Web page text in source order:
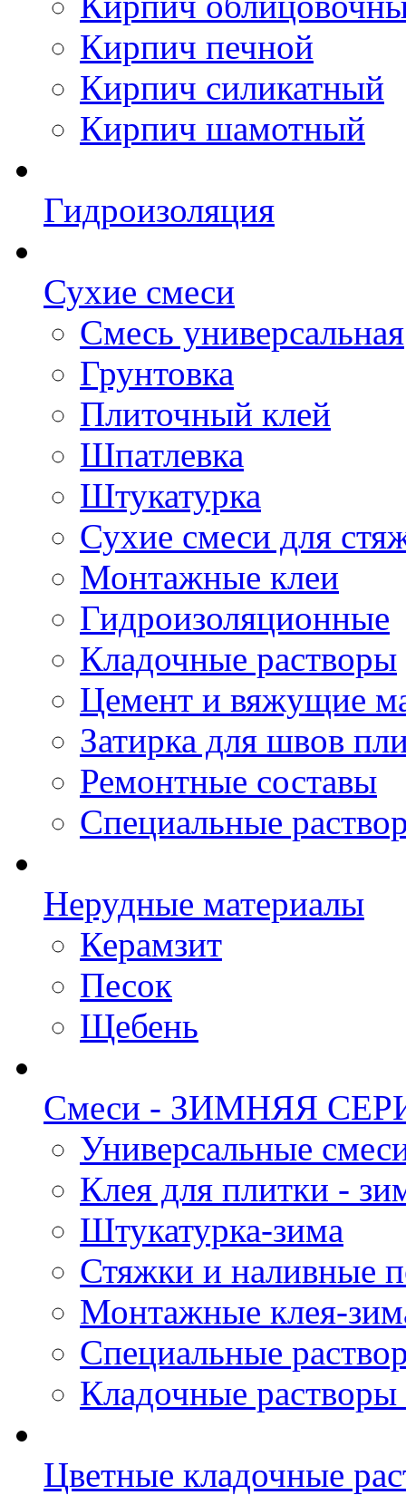
Кирпич печной
Кирпич силикатный
Кирпич шамотный
Гидроизоляция
Сухие смеси
Смесь универсальная
Грунтовка
Плиточный клей
Шпатлевка
Штукатурка
Сухие смеси для
Монтажные клеи
Гидроизоляционные
Кладочные растворы
Цемент и вяжущие
Затирка для швов
Ремонтные составы
Специальные
Нерудные материалы
Керамзит
Песок
Щебень
Смеси - ЗИМНЯЯ
Универсальные
Клея для плитки -
Штукатурка-зима
Стяжки и наливные
Монтажные клея-
Специальные
Кладочные растворы
Цветные кладочные